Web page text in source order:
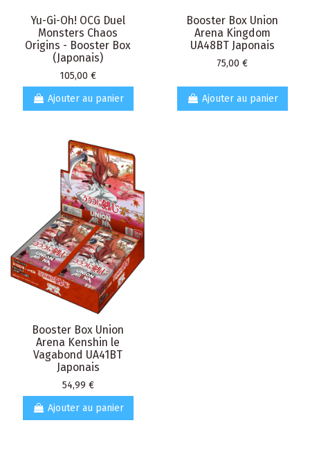
Yu-Gi-Oh! OCG Duel
Monsters Chaos
Origins - Booster Box
(Japonais)
Prix
105,00 €
Ajouter au panier
Booster Box Union
Arena Kingdom
UA48BT Japonais
Prix
75,00 €
Ajouter au panier
Booster Box Union
Arena Kenshin le
Vagabond UA41BT
Japonais
Prix
54,99 €
Ajouter au panier